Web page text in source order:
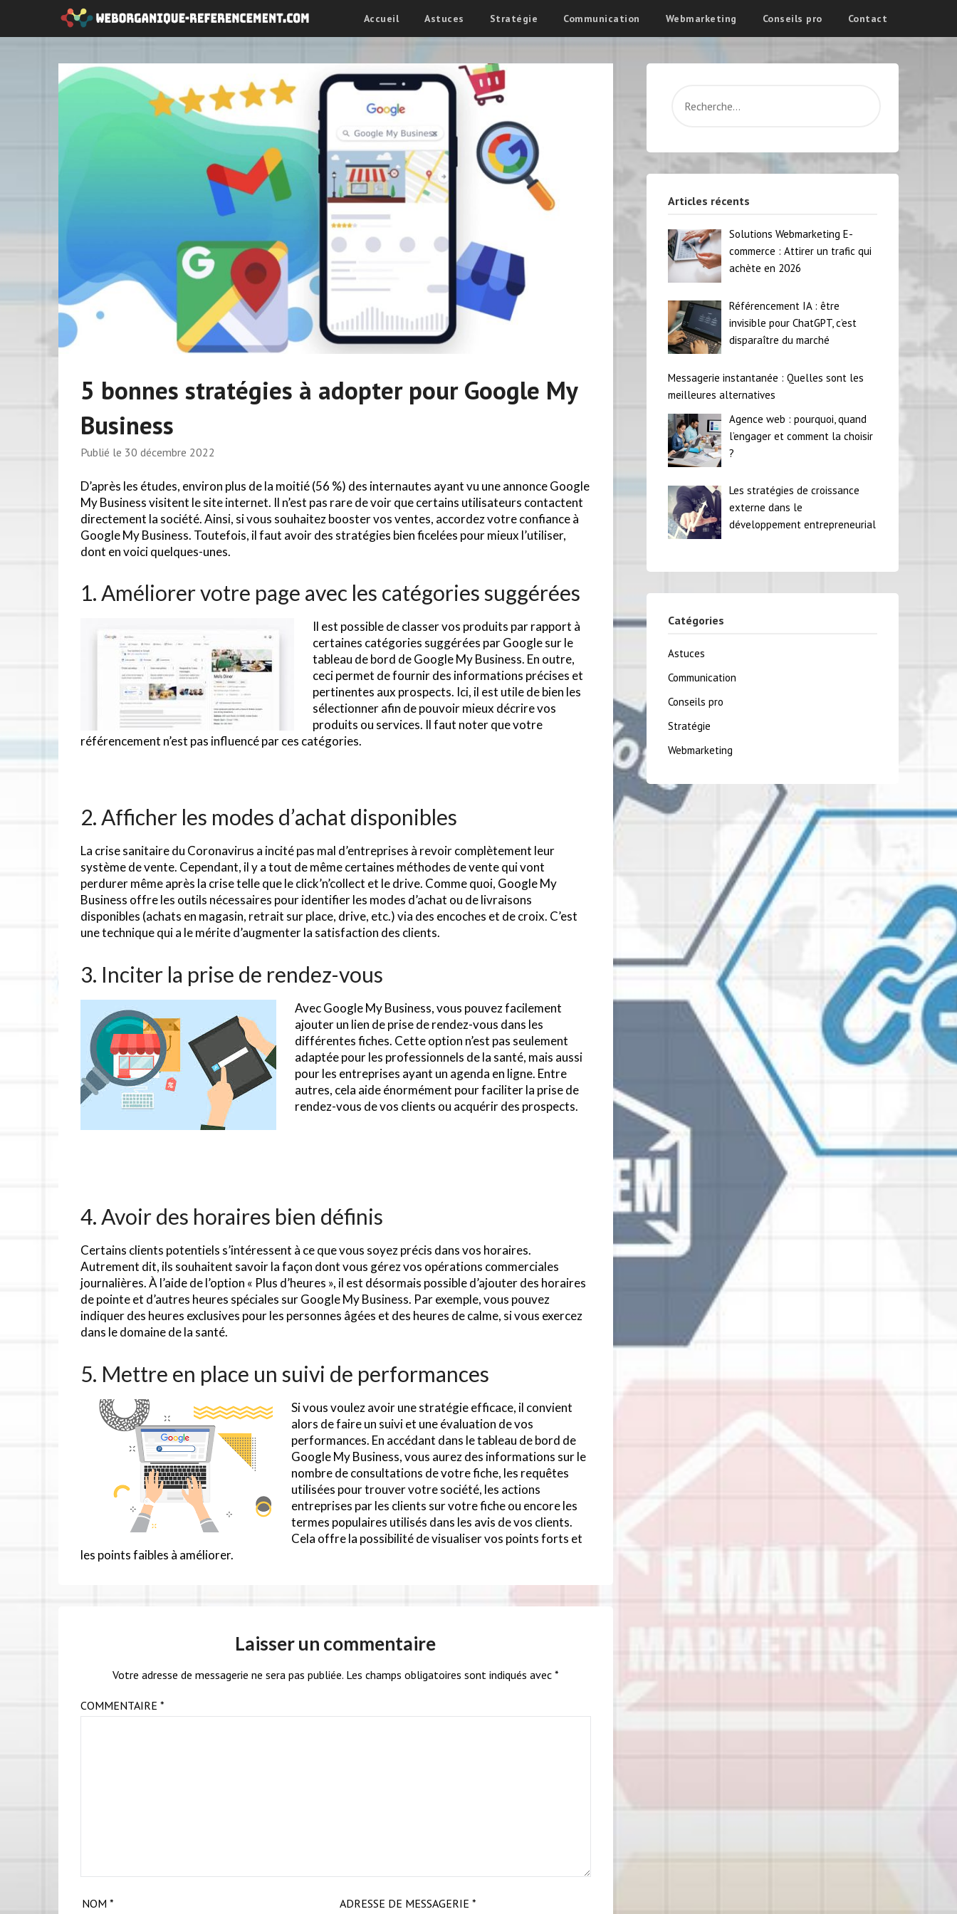
Accueil Astuces Stratégie Communication Webmarketing Conseils pro Contact
5 bonnes stratégies à adopter pour Google My
Business
Publié le 30 décembre 2022
D’après les études, environ plus de la moitié (56 %) des internautes ayant vu une annonce Google
My Business visitent le site internet. Il n’est pas rare de voir que certains utilisateurs contactent
directement la société. Ainsi, si vous souhaitez booster vos ventes, accordez votre confiance à
Google My Business. Toutefois, il faut avoir des stratégies bien ficelées pour mieux l’utiliser,
dont en voici quelques-unes.
1. Améliorer votre page avec les catégories suggérées
Il est possible de classer vos produits par rapport à
certaines catégories suggérées par Google sur le
tableau de bord de Google My Business. En outre,
ceci permet de fournir des informations précises et
pertinentes aux prospects. Ici, il est utile de bien les
sélectionner afin de pouvoir mieux décrire vos
produits ou services. Il faut noter que votre
référencement n’est pas influencé par ces catégories.
2. Afficher les modes d’achat disponibles
La crise sanitaire du Coronavirus a incité pas mal d’entreprises à revoir complètement leur
système de vente. Cependant, il y a tout de même certaines méthodes de vente qui vont
perdurer même après la crise telle que le click’n’collect et le drive. Comme quoi, Google My
Business offre les outils nécessaires pour identifier les modes d’achat ou de livraisons
disponibles (achats en magasin, retrait sur place, drive, etc.) via des encoches et de croix. C’est
une technique qui a le mérite d’augmenter la satisfaction des clients.
3. Inciter la prise de rendez-vous
Avec Google My Business, vous pouvez facilement
ajouter un lien de prise de rendez-vous dans les
différentes fiches. Cette option n’est pas seulement
adaptée pour les professionnels de la santé, mais aussi
pour les entreprises ayant un agenda en ligne. Entre
autres, cela aide énormément pour faciliter la prise de
rendez-vous de vos clients ou acquérir des prospects.
4. Avoir des horaires bien définis
Certains clients potentiels s’intéressent à ce que vous soyez précis dans vos horaires.
Autrement dit, ils souhaitent savoir la façon dont vous gérez vos opérations commerciales
journalières. À l’aide de l’option « Plus d’heures », il est désormais possible d’ajouter des horaires
de pointe et d’autres heures spéciales sur Google My Business. Par exemple, vous pouvez
indiquer des heures exclusives pour les personnes âgées et des heures de calme, si vous exercez
dans le domaine de la santé.
5. Mettre en place un suivi de performances
Si vous voulez avoir une stratégie efficace, il convient
alors de faire un suivi et une évaluation de vos
performances. En accédant dans le tableau de bord de
Google My Business, vous aurez des informations sur le
nombre de consultations de votre fiche, les requêtes
utilisées pour trouver votre société, les actions
entreprises par les clients sur votre fiche ou encore les
termes populaires utilisés dans les avis de vos clients.
Cela offre la possibilité de visualiser vos points forts et
les points faibles à améliorer.
Laisser un commentaire
Votre adresse de messagerie ne sera pas publiée. Les champs obligatoires sont indiqués avec *
COMMENTAIRE*
NOM * ADRESSE DE MESSAGERIE *
Articles récents
Solutions Webmarketing E-
commerce : Attirer un trafic qui
achète en 2026
Référencement IA : être
invisible pour ChatGPT, c’est
disparaître du marché
Messagerie instantanée : Quelles sont les
meilleures alternatives
Agence web : pourquoi, quand
l’engager et comment la choisir
?
Les stratégies de croissance
externe dans le
développement entrepreneurial
Catégories
Astuces
Communication
Conseils pro
Stratégie
Webmarketing